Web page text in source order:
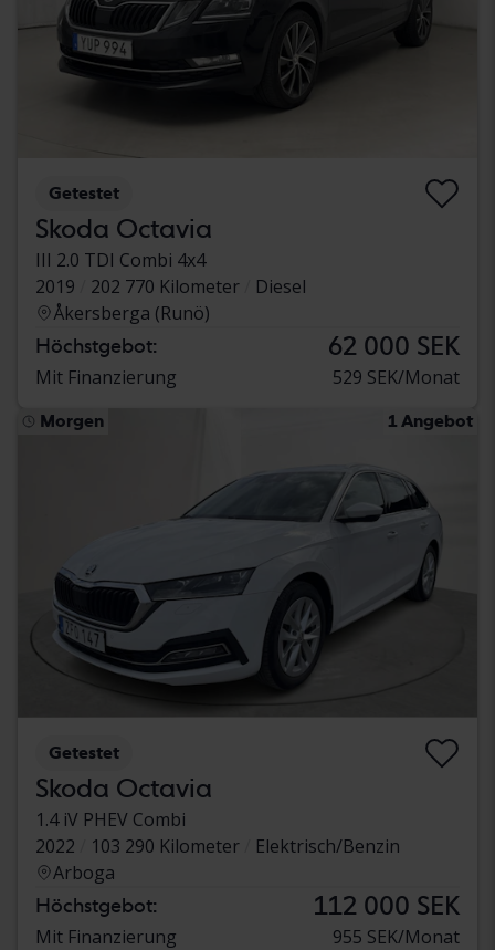
Getestet
Skoda Octavia
III 2.0 TDI Combi 4x4
2019
202 770 Kilometer
Diesel
Åkersberga (Runö)
Höchstgebot: 62 000 SEK
Mit Finanzierung 529 SEK/Monat
Morgen 1 Angebot
Getestet
Skoda Octavia
1.4 iV PHEV Combi
2022
103 290 Kilometer
Elektrisch/Benzin
Arboga
Höchstgebot: 112 000 SEK
Mit Finanzierung 955 SEK/Monat